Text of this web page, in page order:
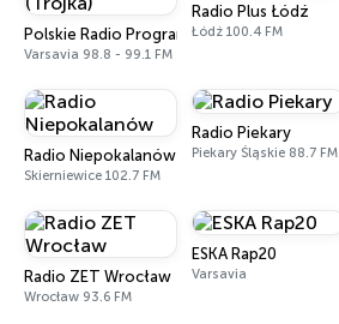
Polskie Radio Program III (Trójka)
Varsavia 98.8 - 99.1 FM
Radio Plus Łódź
Łódź 100.4 FM
Radio Niepokalanów
Skierniewice 102.7 FM
Radio Piekary
Piekary Śląskie 88.7 FM
Radio ZET Wrocław
Wrocław 93.6 FM
ESKA Rap20
Varsavia